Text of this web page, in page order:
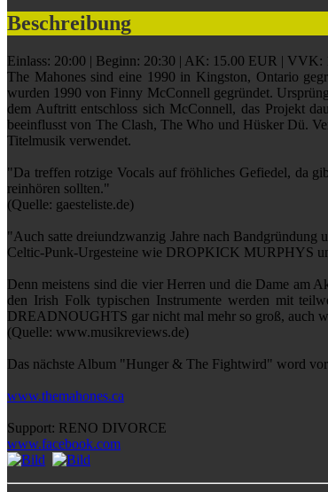
Beschreibung
Einlass: 20:00 | Beginn: 20:30 | AK: 15.00 EUR | VVK:
The Mahones sind eine 1990 in Kingston, Ontario
wurden 1990 von Finny McConnell gegründet.
dem Auftritt entschloss sich McConnell, das Projekt
beeinflusst von The Clash, The Who und Hüsker Dü.
Titelmusik verwendet.
"Da treffen rotzige Vocals auf fröhliches Gefiedel, da
reinhören sollten."
(Quelle: gaesteliste.de)
"Auch satte dreiundzwanzig Jahre nach Bandgründung
Celtic-Punk-Urgesteine wie DROPKICK MURPHYS
Denn meistens sind die vier Herren und die Dame am
den Irish Folk typischen Instrumente werden mit
DREADNOUGHTS gar nicht mal mehr so groß, auch
(Quelle: www.musikreviews.de)
Das nächste Album "Hunger & The Fightwird" word
www.themahones.ca
Support: RENO DIVORCE
www.facebook.com